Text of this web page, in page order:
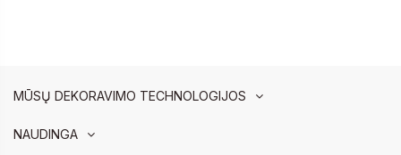
MŪSŲ DEKORAVIMO TECHNOLOGIJOS
NAUDINGA